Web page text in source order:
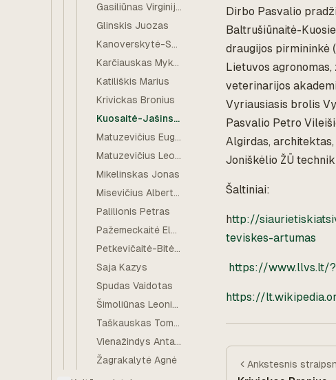
Gasiliūnas Virginijus
Glinskis Juozas
Kanoverskytė-Sučylienė Anastazija
Karčiauskas Mykolas
Katiliškis Marius
Krivickas Bronius
Kuosaitė-Jašinskienė Elena
Matuzevičius Eugenijus
Matuzevičius Leonardas
Mikelinskas Jonas
Misevičius Albertas Vytautas
Palilionis Petras
Pažemeckaitė Elvyra
Petkevičaitė-Bitė Gabrielė
Saja Kazys
Spudas Vaidotas
Šimoliūnas Leonidas
Taškauskas Tomas
Vienažindys Antanas
Žagrakalytė Agnė
Dirbo Pasvalio
Baltrušiūnaitė-
draugijos pirmininkė
Lietuvos
veterinarijos
Vyriausiasis brolis
Pasvalio Petro
Algirdas,
Joniškėlio ŽŪ
Šaltiniai:
http://
teviskes-artumas
https://www.llvs.lt/
https://
Ankstesnis